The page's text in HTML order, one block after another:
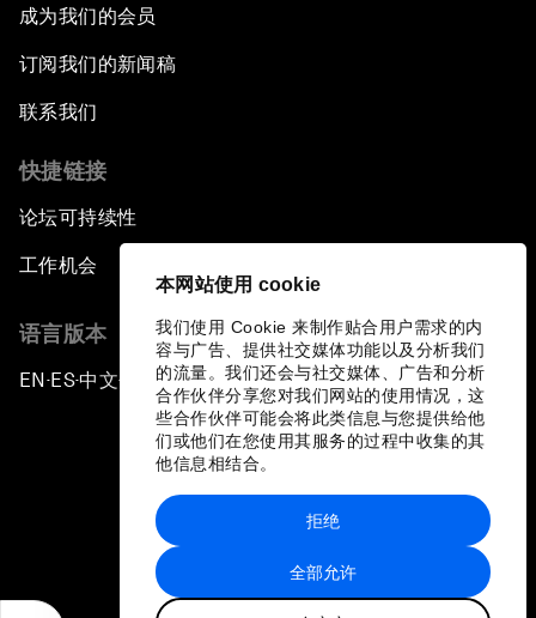
本网站使用 cookie
我们使用 Cookie 来制作贴合用户需求的内
容与广告、提供社交媒体功能以及分析我们
的流量。我们还会与社交媒体、广告和分析
合作伙伴分享您对我们网站的使用情况，这
些合作伙伴可能会将此类信息与您提供给他
们或他们在您使用其服务的过程中收集的其
他信息相结合。
全部允许
拒绝
成为我们的会员
订阅我们的新闻稿
联系我们
快捷链接
论坛可持续性
工作机会
语言版本
EN ▪ ES▪中文▪ 日本語
站点地图